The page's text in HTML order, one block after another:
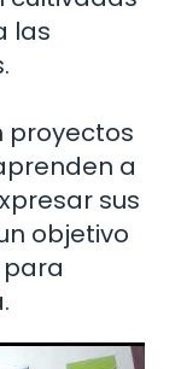
las
proyectos
a
sus
objetivo